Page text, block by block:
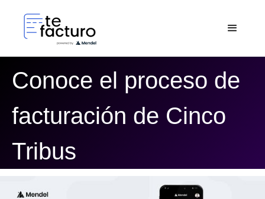
Conoce el proceso de
facturación de Cinco
Tribus